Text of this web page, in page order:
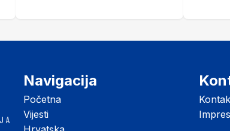
Navigacija
Početna
Vijesti